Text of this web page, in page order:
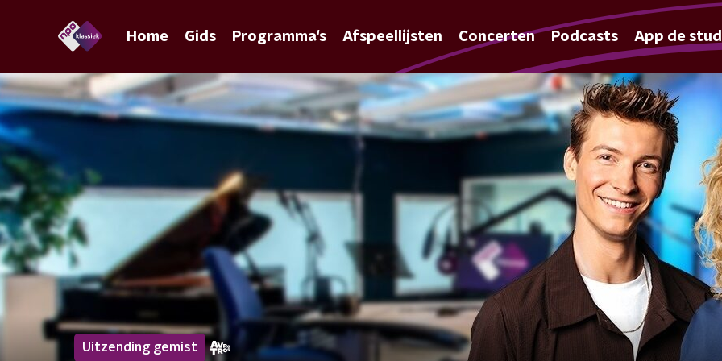
Home Gids Programma's Afspeellijsten Concerten Podcasts App de
Uitzending gemist